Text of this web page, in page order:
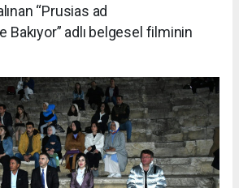
“Prusias ad
Bakıyor” adlı belgesel filminin